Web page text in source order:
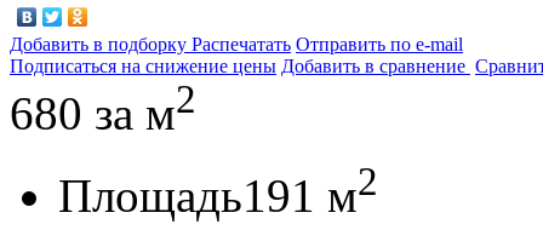
Добавить в подборку Распечатать Отправить по e-mail
Подписаться на снижение цены Добавить в сравнение
680 за м2
Площадь191 м2